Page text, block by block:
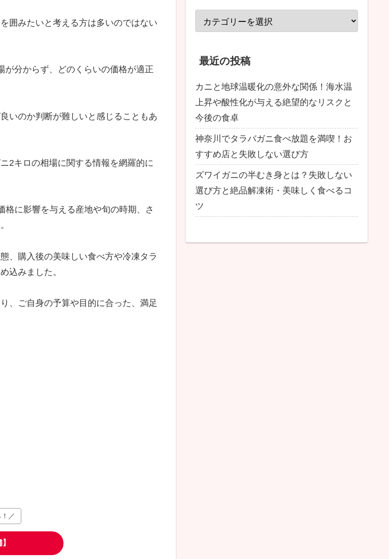
囲みたいと考える方は多いのではない
が分からず、どのくらいの価格が適正
いのか判断が難しいと感じることもあ
2キロの相場に関する情報を網羅的に
に影響を与える産地や旬の時期、さ
、購入後の美味しい食べ方や冷凍タラ
込みました。
、ご自身の予算や目的に合った、満足
／
最近の投稿
カニと地球温暖化の意外な関係！海水温
上昇や酸性化が与える絶望的なリスクと
今後の食卓
神奈川でタラバガニ食べ放題を満喫！お
すすめ店と失敗しない選び方
ズワイガニの半むき身とは？失敗しない
選び方と絶品解凍術・美味しく食べるコ
ツ